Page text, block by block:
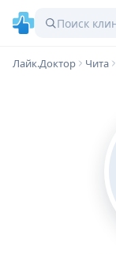
Лайк.Доктор Чита